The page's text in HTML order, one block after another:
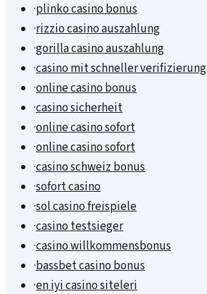
·plinko casino bonus
·rizzio casino auszahlung
·gorilla casino auszahlung
·casino mit schneller verifizierung
·online casino bonus
·casino sicherheit
·online casino sofort
·online casino sofort
·casino schweiz bonus
·sofort casino
·sol casino freispiele
·casino testsieger
·casino willkommensbonus
·bassbet casino bonus
·en iyi casino siteleri